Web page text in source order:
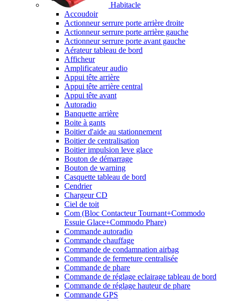
Habitacle
Accoudoir
Actionneur serrure porte arrière droite
Actionneur serrure porte arrière gauche
Actionneur serrure porte avant gauche
Aérateur tableau de bord
Afficheur
Amplificateur audio
Appui tête arrière
Appui tête arrière central
Appui tête avant
Autoradio
Banquette arrière
Boite à gants
Boitier d'aide au stationnement
Boitier de centralisation
Boitier impulsion leve glace
Bouton de démarrage
Bouton de warning
Casquette tableau de bord
Cendrier
Chargeur CD
Ciel de toit
Com (Bloc Contacteur Tournant+Commodo
Essuie Glace+Commodo Phare)
Commande autoradio
Commande chauffage
Commande de condamnation airbag
Commande de fermeture centralisée
Commande de phare
Commande de réglage eclairage tableau de bord
Commande de réglage hauteur de phare
Commande GPS